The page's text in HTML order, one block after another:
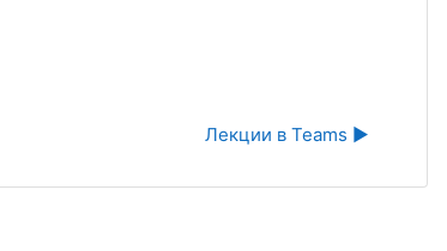
Лекции в Teams ▶︎